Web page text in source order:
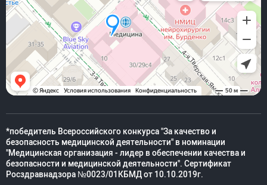
*победитель Всероссийского конкурса "За качество и
безопасность медицинской деятельности" в номинации
"Медицинская организация - лидер в обеспечении качества и
безопасности и медицинской деятельности". Сертификат
Росздравнадзора №0023/01КБМД от 10.10.2019г.